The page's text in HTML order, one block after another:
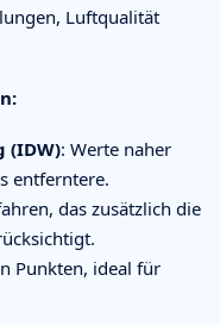
Luftqualität
(IDW): Werte naher
entferntere.
das zusätzlich die
Punkten, ideal für